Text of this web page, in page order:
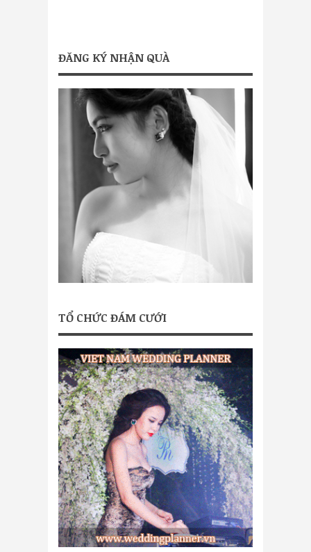
ĐĂNG KÝ NHẬN QUÀ
TỔ CHỨC ĐÁM CƯỚI